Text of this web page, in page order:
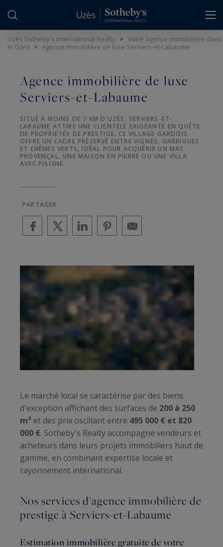
Uzès Sotheby's International Realty > Votre agence immobilière dans
le Gard > Agence immobilière de luxe Serviers-et-Labaume
Agence immobilière de luxe
Serviers-et-Labaume
SITUÉ À MOINS DE 7 KM D'UZÈS, SERVIERS-ET-
LABAUME ATTIRE UNE CLIENTÈLE EXIGEANTE EN QUÊTE
DE PROPRIÉTÉS DE PRESTIGE. CE VILLAGE GARDOIS
OFFRE UN CADRE PRÉSERVÉ ENTRE VIGNES, GARRIGUES
ET CHÊNES VERTS, IDÉAL POUR ACQUÉRIR UN MAS
PROVENÇAL, UNE MAISON EN PIERRE OU UNE VILLA
AVEC PISCINE.
PARTAGER
Le marché local se caractérise par des biens
d'exception affichant des surfaces de 200 à 250
m² et des prix oscillant entre 495 000 € et 820
000 €. Sotheby's Realty accompagne vendeurs et
acheteurs dans leurs projets immobiliers haut de
gamme, en combinant expertise locale et
rayonnement international.
Nos services d'agence immobilière de
prestige à Serviers-et-Labaume
Estimation immobilière gratuite de votre